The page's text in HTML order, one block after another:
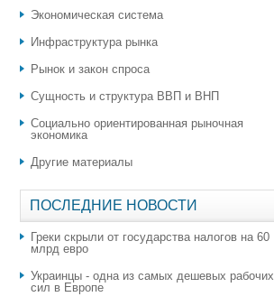
Экономическая система
Инфраструктура рынка
Рынок и закон спроса
Сущность и структура ВВП и ВНП
Социально ориентированная рыночная
экономика
Другие материалы
ПОСЛЕДНИЕ НОВОСТИ
Греки скрыли от государства налогов на 60
млрд евро
Украинцы - одна из самых дешевых рабочих
сил в Европе